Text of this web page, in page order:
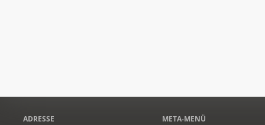
ADRESSE META-MENÜ